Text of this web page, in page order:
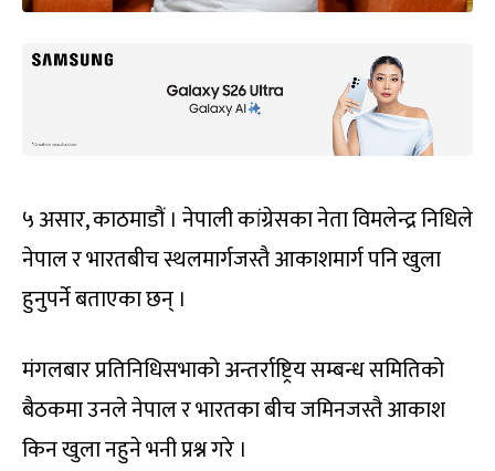
५ असार, काठमाडौं । नेपाली कांग्रेसका नेता विमलेन्द्र निधिले
नेपाल र भारतबीच स्थलमार्गजस्तै आकाशमार्ग पनि खुला
हुनुपर्ने बताएका छन् ।
मंगलबार प्रतिनिधिसभाको अन्तर्राष्ट्रिय सम्बन्ध समितिको
बैठकमा उनले नेपाल र भारतका बीच जमिनजस्तै आकाश
किन खुला नहुने भनी प्रश्न गरे ।